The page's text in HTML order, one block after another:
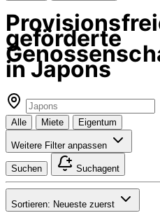
geförderte
in Japons
Alle Miete Eigentum
Weitere Filter anpassen
Suchen Suchagent
Sortieren: Neueste zuerst